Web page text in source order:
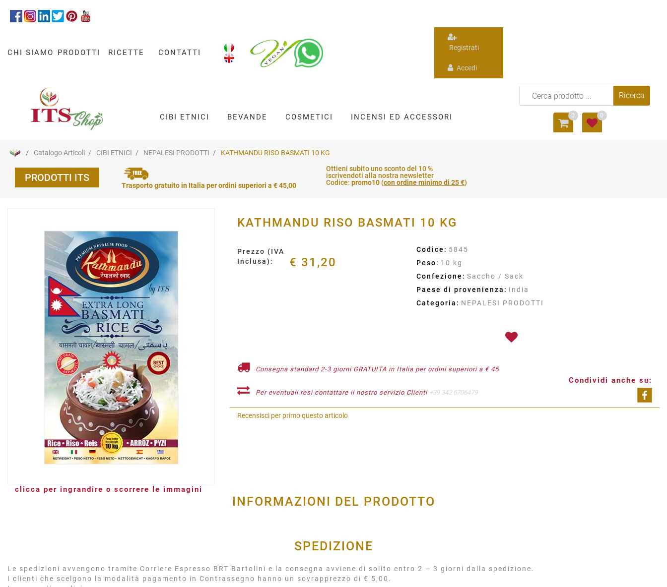
CHI SIAMO PRODOTTI RICETTE CONTATTI
Registrati
Accedi
CIBI ETNICI BEVANDE COSMETICI INCENSI ED ACCESSORI 0 0
Catalogo Articoli CIBI ETNICI NEPALESI PRODOTTI KATHMANDU RISO BASMATI 10 KG
PRODOTTI ITS
Trasporto gratuito in Italia per ordini superiori a € 45,00
Ottieni subito uno sconto del 10 %
iscrivendoti alla nostra newsletter
Codice: promo10 (con ordine minimo di 25 €)
clicca per ingrandire o scorrere le immagini
KATHMANDU RISO BASMATI 10 KG
Prezzo (IVA
Inclusa):
€ 31,20
Codice: 5845
Peso: 10 kg
Confezione: Saccho / Sack
Paese di provenienza: India
Categoria: NEPALESI PRODOTTI
Consegna standard 2-3 giorni GRATUITA in Italia per ordini superiori a € 45
Per eventuali resi contattare il nostro servizio Clienti +39 342 6706479
Condividi anche su:
Recensisci per primo questo articolo
INFORMAZIONI DEL PRODOTTO
SPEDIZIONE
Le spedizioni avvengono tramite Corriere Espresso BRT Bartolini e la consegna avviene di solito entro 2 – 3 giorni dalla spedizione.
I clienti che scelgono la modalità pagamento in Contrassegno hanno un sovrapprezzo di € 5,00.